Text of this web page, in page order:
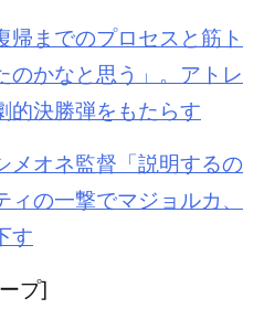
帰までのプロセスと筋ト
のかなと思う」。アトレ
的決勝弾をもたらす
メオネ監督「説明するの
の一撃でマジョルカ、
す
プ]